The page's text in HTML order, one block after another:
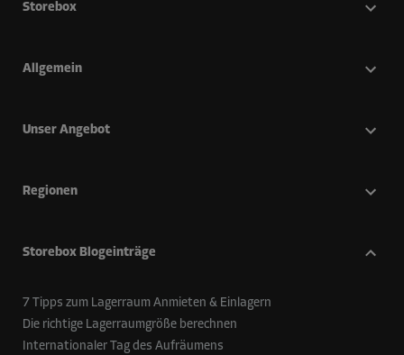
Storebox
Allgemein
Unser Angebot
Regionen
Storebox Blogeinträge
7 Tipps zum Lagerraum Anmieten & Einlagern
Die richtige Lagerraumgröße berechnen
Internationaler Tag des Aufräumens